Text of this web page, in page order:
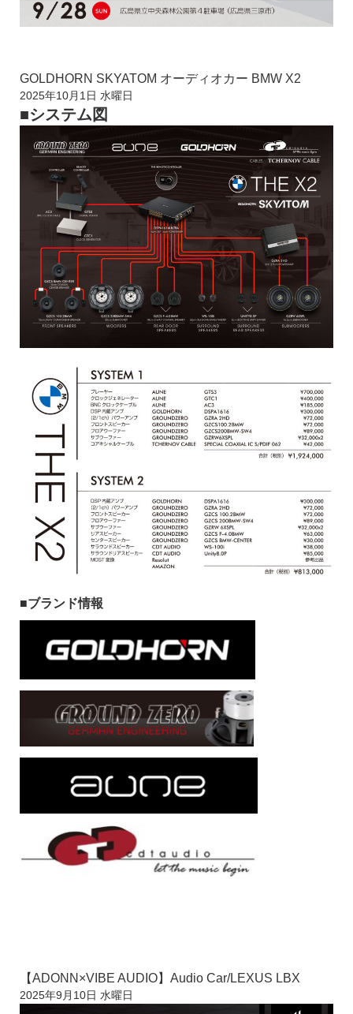
GOLDHORN SKYATOM オーディオカー BMW X2
2025年10月1日 水曜日
■システム図
■ブランド情報
【ADONN×VIBE AUDIO】Audio Car/LEXUS LBX
2025年9月10日 水曜日